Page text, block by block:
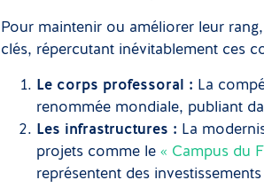
Pour maintenir ou améliorer leur
clés, répercutant inévitablement ces
Le corps professoral : La
renommée mondiale, publiant
Les infrastructures : La
projets comme le« Campus du
représentent des